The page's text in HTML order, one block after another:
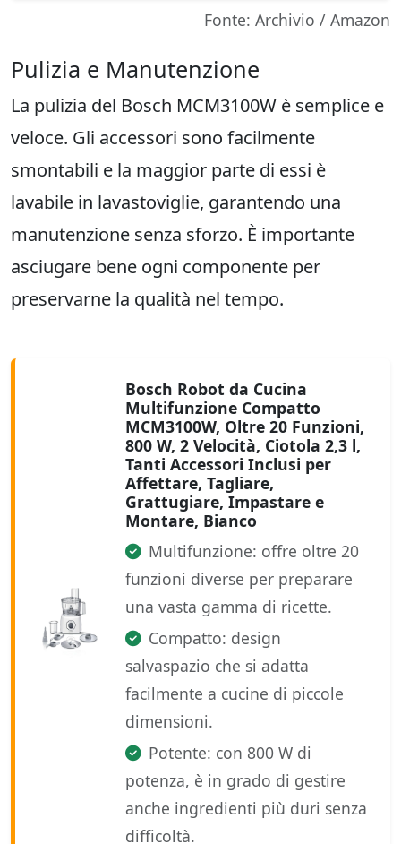
Fonte: Archivio / Amazon
Pulizia e Manutenzione
La pulizia del Bosch MCM3100W è semplice e
veloce. Gli accessori sono facilmente
smontabili e la maggior parte di essi è
lavabile in lavastoviglie, garantendo una
manutenzione senza sforzo. È importante
asciugare bene ogni componente per
preservarne la qualità nel tempo.
Bosch Robot da Cucina
Multifunzione Compatto
MCM3100W, Oltre 20 Funzioni,
800 W, 2 Velocità, Ciotola 2,3 l,
Tanti Accessori Inclusi per
Affettare, Tagliare,
Grattugiare, Impastare e
Montare, Bianco
Multifunzione: offre oltre 20
funzioni diverse per preparare
una vasta gamma di ricette.
Compatto: design
salvaspazio che si adatta
facilmente a cucine di piccole
dimensioni.
Potente: con 800 W di
potenza, è in grado di gestire
anche ingredienti più duri senza
difficoltà.